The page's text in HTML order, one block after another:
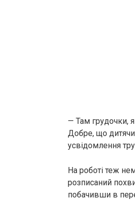
— Там грудочки,
Добре, що
усвідомлення
На роботі теж
розписаний
побачивши в